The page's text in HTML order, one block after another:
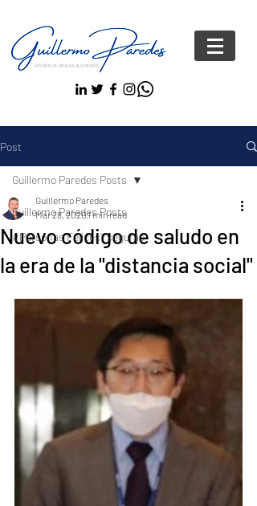
Post
Guillermo Paredes Posts
#Personas FelicesYseguras
Guillermo Paredes Posts
Nuevo código de saludo en
la era de la "distancia social"
Guillermo Paredes
Mar 28, 20201 min read